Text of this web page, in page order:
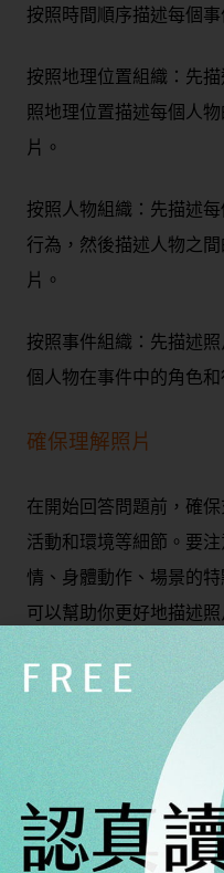
按照時間順序描述每個
按照地理位置組織： 先
照地理位置描述每個人
片。
按照人物組織： 先描述
行為，然後描述人物之
片。
按照事件組織： 先描述
個人物在事件中的角色
確保理解照片
在開始回答問題前，確
活動和環境等細節。要
情、身體動作、場景的
可以幫助你更好地描述照
使用正確的語調和表
在描述照片時，要注意
用流暢的口語表達，避
重音的變化，以便突出
用正確的文法和字彙，